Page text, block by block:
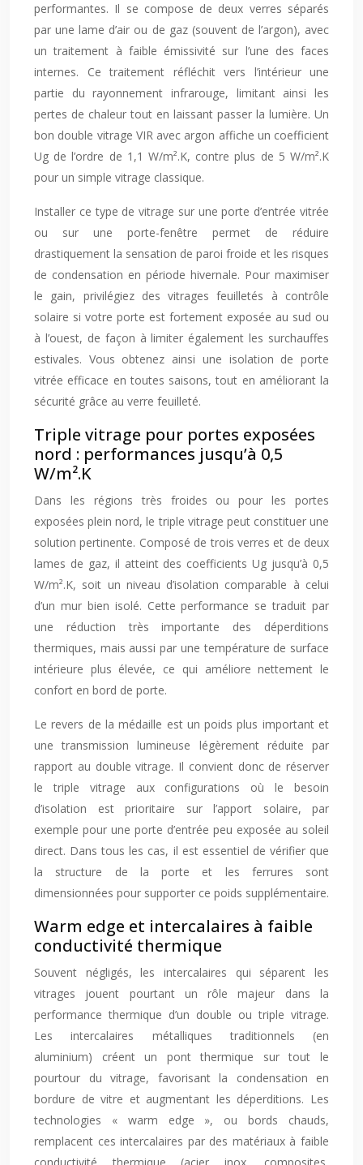
performantes. Il se compose de deux verres séparés
par une lame d’air ou de gaz (souvent de l’argon), avec
un traitement à faible émissivité sur l’une des faces
internes. Ce traitement réfléchit vers l’intérieur une
partie du rayonnement infrarouge, limitant ainsi les
pertes de chaleur tout en laissant passer la lumière. Un
bon double vitrage VIR avec argon affiche un coefficient
Ug de l’ordre de 1,1 W/m².K, contre plus de 5 W/m².K
pour un simple vitrage classique.
Installer ce type de vitrage sur une porte d’entrée vitrée
ou sur une porte-fenêtre permet de réduire
drastiquement la sensation de paroi froide et les risques
de condensation en période hivernale. Pour maximiser
le gain, privilégiez des vitrages feuilletés à contrôle
solaire si votre porte est fortement exposée au sud ou
à l’ouest, de façon à limiter également les surchauffes
estivales. Vous obtenez ainsi une isolation de porte
vitrée efficace en toutes saisons, tout en améliorant la
sécurité grâce au verre feuilleté.
Triple vitrage pour portes exposées
nord : performances jusqu’à 0,5
W/m².K
Dans les régions très froides ou pour les portes
exposées plein nord, le triple vitrage peut constituer une
solution pertinente. Composé de trois verres et de deux
lames de gaz, il atteint des coefficients Ug jusqu’à 0,5
W/m².K, soit un niveau d’isolation comparable à celui
d’un mur bien isolé. Cette performance se traduit par
une réduction très importante des déperditions
thermiques, mais aussi par une température de surface
intérieure plus élevée, ce qui améliore nettement le
confort en bord de porte.
Le revers de la médaille est un poids plus important et
une transmission lumineuse légèrement réduite par
rapport au double vitrage. Il convient donc de réserver
le triple vitrage aux configurations où le besoin
d’isolation est prioritaire sur l’apport solaire, par
exemple pour une porte d’entrée peu exposée au soleil
direct. Dans tous les cas, il est essentiel de vérifier que
la structure de la porte et les ferrures sont
dimensionnées pour supporter ce poids supplémentaire.
Warm edge et intercalaires à faible
conductivité thermique
Souvent négligés, les intercalaires qui séparent les
vitrages jouent pourtant un rôle majeur dans la
performance thermique d’un double ou triple vitrage.
Les intercalaires métalliques traditionnels (en
aluminium) créent un pont thermique sur tout le
pourtour du vitrage, favorisant la condensation en
bordure de vitre et augmentant les déperditions. Les
technologies « warm edge », ou bords chauds,
remplacent ces intercalaires par des matériaux à faible